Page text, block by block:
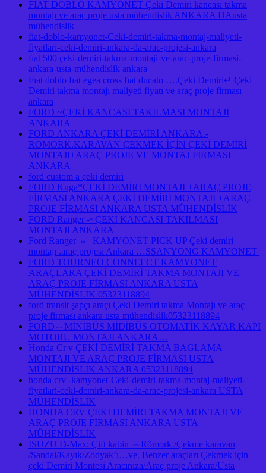
FIAT DOBLO KAMYONET Çeki Demiri kancası takma
montajı ve araç proje usta mühendislik ANKARA DAusta
mühendislik
fiat-doblo-kamyonet-Ceki-demiri-takma-montaj-maliyeti-
fiyatlari-ceki-demiri-ankara-da-arac-projesi-ankara
fıat 500 çeki-demiri-takma-montaji-ve-arac-proje-firmasi-
ankara-usta-mühendislik ankara
Fıat doblo fıat egea cross fıat ducato ….Çeki Demiri↵ Çeki
Demiri takma montajı maliyeti fiyatı ve araç proje firması
ankara
FORD ~ÇEKİ KANCASI TAKILMASI MONTAJI
ANKARA
FORD ANKARA ÇEKİ DEMİRİ ANKARA.-
ROMORK.KARAVAN ÇEKMEK İÇİN ÇEKİ DEMİRİ
MONTAJI+ARAÇ PROJE VE MONTAJ FİRMASI
ANKARA
ford custom a çeki demiri
FORD Kuga*ÇEKİ DEMİRİ MONTAJI +ARAÇ PROJE
FİRMASI ANKARA ÇEKİ DEMİRİ MONTAJI +ARAÇ
PROJE FİRMASI ANKARA USTA MÜHENDİSLİK
FORD Ranger -~ÇEKİ KANCASI TAKILMASI
MONTAJI ANKARA
Ford Ranger ⇔ KAMYONET PICK UP Çeki demiri
montajı .araç projesi Ankara …SSANYONG KAMYONET
FORD TOURNEO CONNEECT KAMYONET
ARAÇLARA ÇEKİ DEMİRİ TAKMA MONTAJI VE
ARAÇ PROJE FİRMASI ANKARA USTA
MÜHENDİSLİK 05323118894
ford transit şapçı araçı Çeki Demiri takma Montajı ve araç
proje firması ankara usta mühendislik05323118894
FORD⇔MİNİBÜS MİDİBÜS OTOMATİK KAYAR KAPI
MOTORU MONTAJI ANKARA…
Honda Cr v ÇEKİ DEMİRİ TAKMA BAGLAMA
MONTAJI VE ARAÇ PROJE FİRMASI USTA
MÜHENDİSLİK ANKARA 05323118894
honda crv -kamyonet-Ceki-demiri-takma-montaj-maliyeti-
fiyatlari-ceki-demiri-ankara-da-arac-projesi-ankara USTA
MÜHENDİSLİK
HONDA CRV ÇEKİ DEMİRİ TAKMA MONTAJI VE
ARAÇ PROJE FİRMASI ANKARA USTA
MÜHENDİSLİK
ISUZU D-Max: Çift kabin ⇔Römork /Çekme karavan
/Sandal/Kayık/Zodyak’ı…ve. Benzer araçları Çekmek için
çeki Demiri Montesi Aracınıza/Araç proje Ankara/Usta